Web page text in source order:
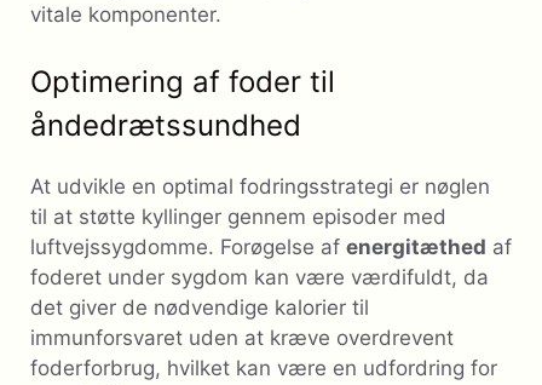
vitale komponenter.
Optimering af foder til
åndedrætssundhed
At udvikle en optimal fodringsstrategi er nøglen
til at støtte kyllinger gennem episoder med
luftvejssygdomme. Forøgelse af energitæthed af
foderet under sygdom kan være værdifuldt, da
det giver de nødvendige kalorier til
immunforsvaret uden at kræve overdrevent
foderforbrug, hvilket kan være en udfordring for